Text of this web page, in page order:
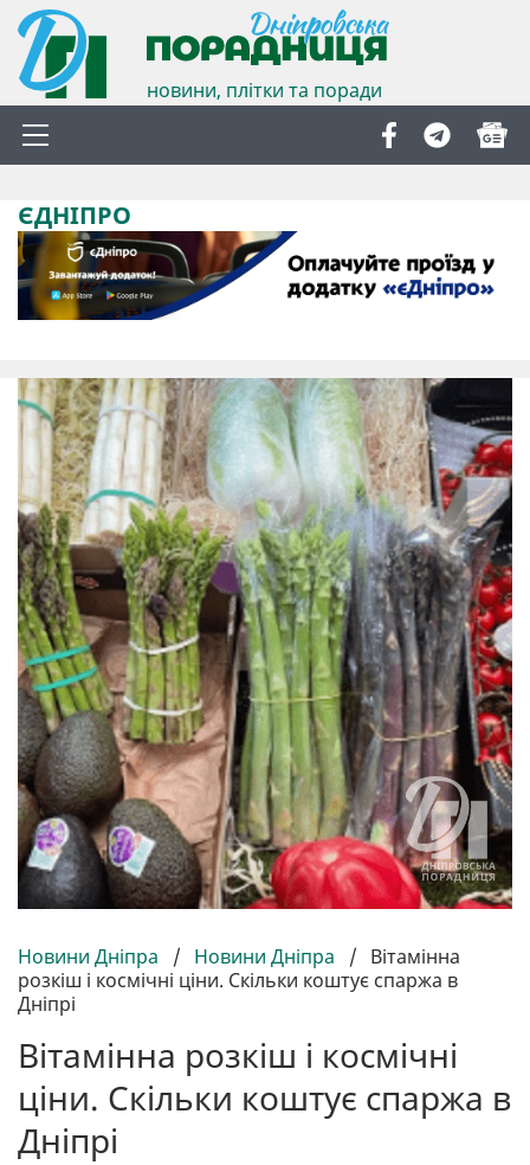
новини, плітки та поради
ЄДНІПРО
Новини Дніпра / Новини Дніпра / Вітамінна
розкіш і космічні ціни. Скільки коштує спаржа в
Дніпрі
Вітамінна розкіш і космічні
ціни. Скільки коштує спаржа в
Дніпрі